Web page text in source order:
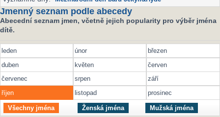
Jmenný seznam podle abecedy
Abecední seznam jmen, včetně jejich popularity pro výběr jména
dítě.
leden únor
březen
duben
květen
červen
červenec
srpen
září
říjen
listopad prosinec
Všechny jména Ženská jména Mužská jména